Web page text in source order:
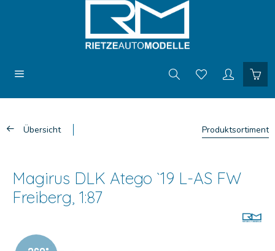
Übersicht Produktsortiment
Magirus DLK Atego `19 L-AS FW
Freiberg, 1:87